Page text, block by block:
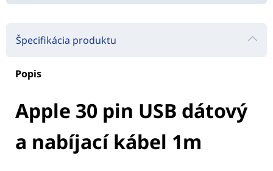
Špecifikácia produktu
Popis
Apple 30 pin USB dátový
a nabíjací kábel 1m